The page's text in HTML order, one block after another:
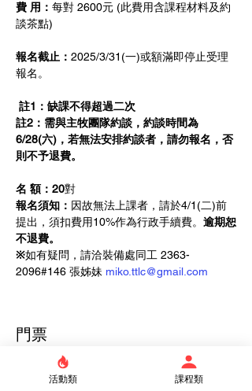
費 用： 每對 2600元 (此費用含課程材料及約
談茶點)
報名截止： 2025/3/31(一)或額滿即停止受理
報名。
註1：缺課不得超過二次
註2：需與主牧團隊約談，約談時間為
6/28(六)，若無法安排約談者，請勿報名，否
則不予退費。
名 額：20對
報名須知： 因故無法上課者，請於4/1(二)前
提出，須扣費用10%作為行政手續費。 逾期恕
不退費。
※如有疑問，請洽裝備處同工 2363-
2096#146 張姊妹 miko.ttlc@gmail.com
門票
銷售已完結
活動類 課程類